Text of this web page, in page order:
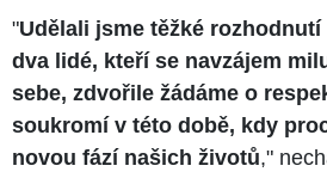
"Udělali jsme těžké
dva lidé, kteří se navzájem
sebe, zdvořile žádáme o
soukromí v této době, kdy
novou fází našich životů,"